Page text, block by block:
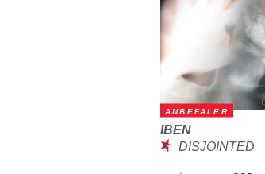
ANBEFALER
IBEN
DISJOINTED